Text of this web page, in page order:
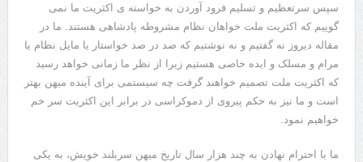
سپس سرتعظیم و تسلیم فرود آوردن به خواسته ی اکثریت ما نمی
گوییم که اکثریت ملت خواهان نظام مشروطه پادشاهی هستند. ما در
مقاله دیروز نه گفتیم و نه نوشتیم که صد در صد خواستار یا مایل نظام یا
مرام و مسلک و ایده خاصی هستیم زیرا از نظر ما زمانی خواهد رسید
که اکثریت ملت تصمیم خواهند گرفت چه سیستمی برای آینده میهن بهتر
است و ما نیز به حکم پیروی از دموکراسی در برابر این اکثریت سر خم
خواهیم نمود.
ما با احترام نهادن به چند هزار سال تاریخ میهن سربلند خویش، به یکی